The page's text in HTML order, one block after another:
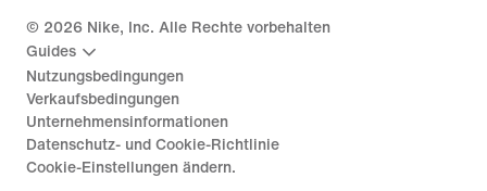
© 2026 Nike, Inc. Alle Rechte vorbehalten
Guides
Nutzungsbedingungen
Verkaufsbedingungen
Unternehmensinformationen
Datenschutz- und Cookie-Richtlinie
Cookie-Einstellungen ändern.